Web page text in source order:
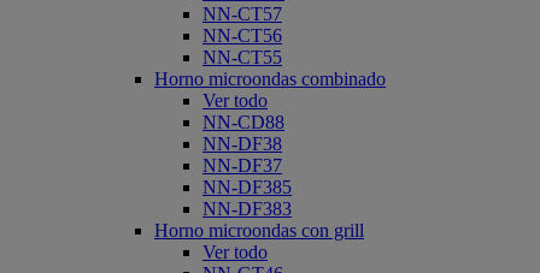
NN-CT57
NN-CT56
NN-CT55
Horno microondas combinado
Ver todo
NN-CD88
NN-DF38
NN-DF37
NN-DF385
NN-DF383
Horno microondas con grill
Ver todo